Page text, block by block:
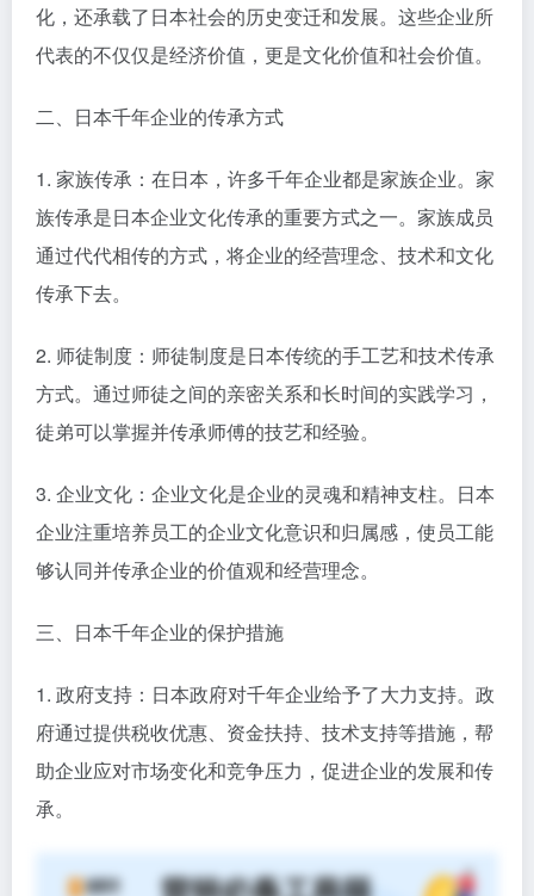
化，还承载了日本社会的历史变迁和发展。这些企业所
代表的不仅仅是经济价值，更是文化价值和社会价值。
二、日本千年企业的传承方式
1. 家族传承：在日本，许多千年企业都是家族企业。家
族传承是日本企业文化传承的重要方式之一。家族成员
通过代代相传的方式，将企业的经营理念、技术和文化
传承下去。
2. 师徒制度：师徒制度是日本传统的手工艺和技术传承
方式。通过师徒之间的亲密关系和长时间的实践学习，
徒弟可以掌握并传承师傅的技艺和经验。
3. 企业文化：企业文化是企业的灵魂和精神支柱。日本
企业注重培养员工的企业文化意识和归属感，使员工能
够认同并传承企业的价值观和经营理念。
三、日本千年企业的保护措施
1. 政府支持：日本政府对千年企业给予了大力支持。政
府通过提供税收优惠、资金扶持、技术支持等措施，帮
助企业应对市场变化和竞争压力，促进企业的发展和传
承。